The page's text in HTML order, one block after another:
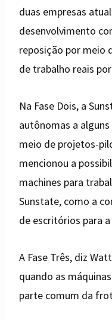
duas empresas
desenvolvimento
reposição por meio
de trabalho reais
Na Fase Dois, a
autônomas a
meio de projetos-
mencionou a
machines para
Sunstate, como a
de escritórios para
A Fase Três, diz
quando as
parte comum da